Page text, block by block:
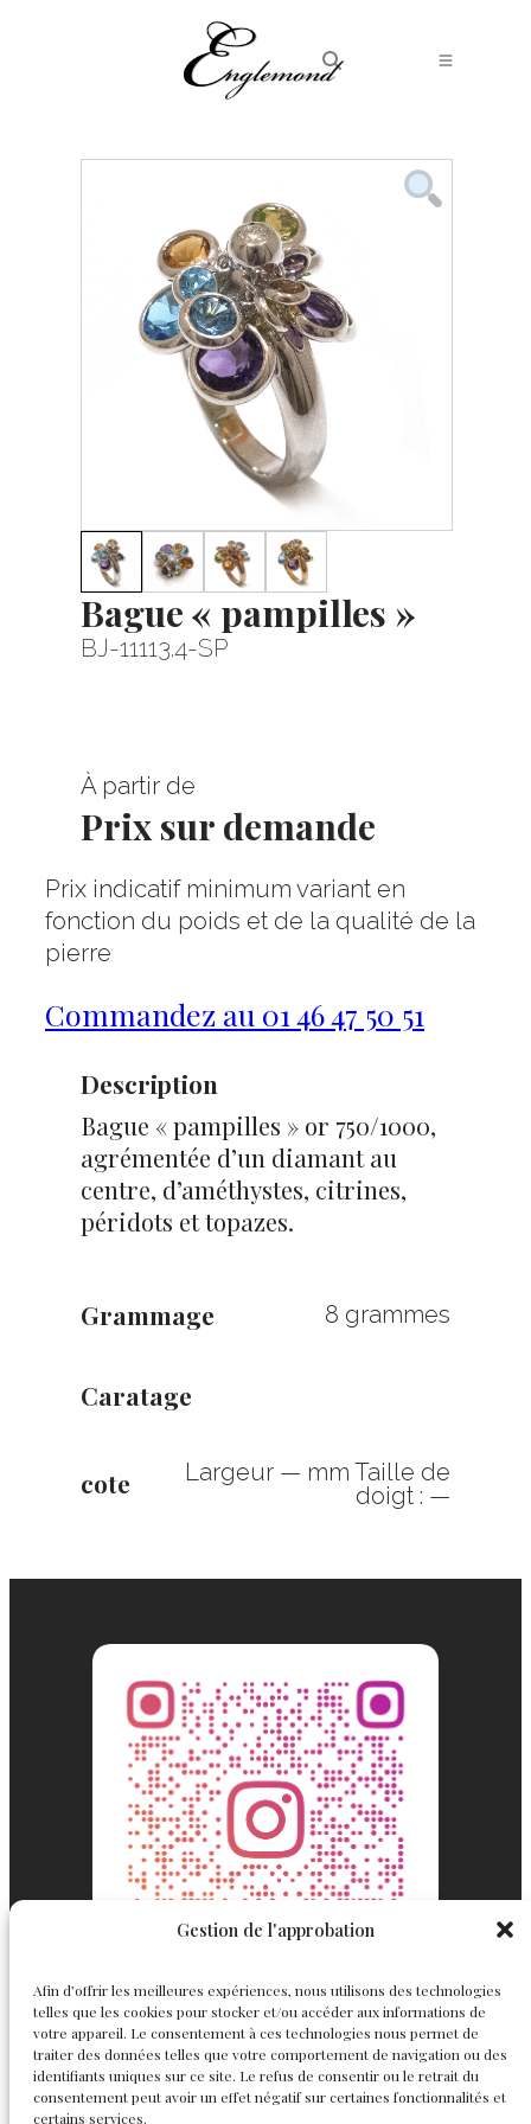
Gestion de l'approbation
Afin d’offrir les meilleures expériences, nous utilisons des technologies
telles que les cookies pour stocker et/ou accéder aux informations de
votre appareil. Le consentement à ces technologies nous permet de
traiter des données telles que votre comportement de navigation ou des
identifiants uniques sur ce site. Le refus de consentir ou le retrait du
consentement peut avoir un effet négatif sur certaines fonctionnalités et
certains services.
Bague « pampilles »
BJ-11113.4-SP
À partir de
Prix sur demande
Prix indicatif minimum variant en
fonction du poids et de la qualité de la
pierre
Commandez au 01 46 47 50 51
Description
Bague « pampilles » or 750/1000,
agrémentée d’un diamant au
centre, d’améthystes, citrines,
péridots et topazes.
Grammage 8 grammes
Caratage
cote
Largeur — mm Taille de
doigt : —